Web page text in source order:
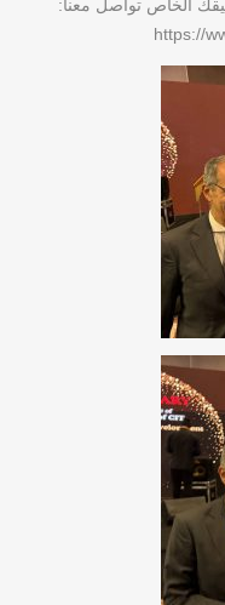
الخاص تواصل معنا:
https://